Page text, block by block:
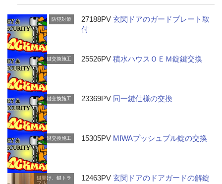
防犯対策 27188PV玄関ドアのガードプレート取
付
鍵交換施工 25526PV積水ハウスＯＥＭ錠鍵交換
鍵交換施工 23369PV 同一鍵仕様の交換
鍵交換施工 15305PV MIWAプッシュプル錠の交換
鍵開け、鍵トラ
ブル
12463PV玄関ドアのドアガードの解錠